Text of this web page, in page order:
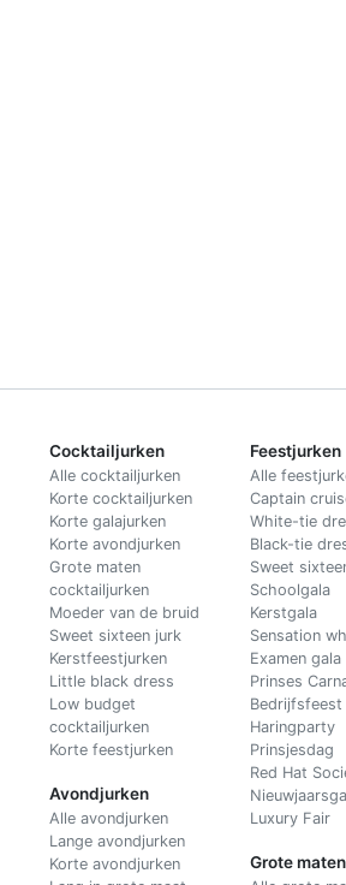
Cocktailjurken
Alle cocktailjurken
Korte cocktailjurken
Korte galajurken
Korte avondjurken
Grote maten
cocktailjurken
Moeder van de bruid
Sweet sixteen jurk
Kerstfeestjurken
Little black dress
Low budget
cocktailjurken
Korte feestjurken
Avondjurken
Alle avondjurken
Lange avondjurken
Korte avondjurken
Feestjurken
Alle
Captain
White-tie
Black-tie
Sweet
Schoolgala
Kerstgala
Sensation
Examen gala
Prinses
Bedrijfsfeest
Haringparty
Prinsjesdag
Red Hat
Luxury Fair
Grote maten